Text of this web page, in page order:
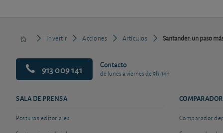
Invertir Acciones Artículos Santander: un paso
913 009 141 Contacto
de lunes a viernes de 9h-14h
SALA DE PRENSA
Posturas editoriales
Comparador